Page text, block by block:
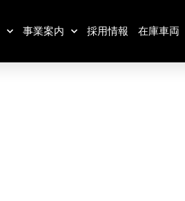
事業案内 採用情報 在庫車両